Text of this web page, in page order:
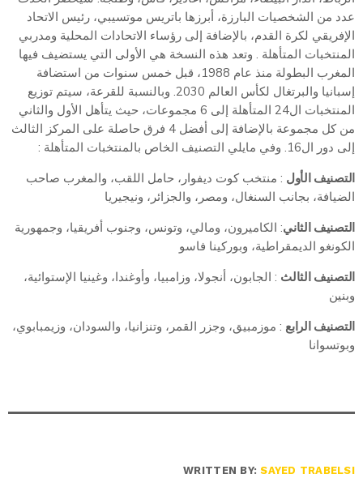
عدد من الشخصيات البارزة، أبرزها باتريس موتسيبي، رئيس الاتحاد
الإفريقي لكرة القدم، بالإضافة إلى رؤساء الاتحادات المحلية ومدربي
المنتخبات المتأهلة . وتعد هذه النسخة هي الأولى التي يستضيف فيها
المغرب البطولة منذ عام 1988، قبل خمس سنوات من استضافة
إسبانيا والبرتغال لكأس العالم 2030. وبالنسبة للقرعة، سيتم توزيع
المنتخبات ال24 المتأهلة إلى 6 مجموعات، حيث يتأهل الأول والثاني
من كل مجموعة بالإضافة إلى أفضل 4 فرق حاصلة على المركز الثالث
إلى دور ال16. وفي مايلي التصنيف الخاص بالمنتخبات المتأهلة :
التصنيف الأول : منتخب كوت ديفوار، حامل اللقب، والمغرب صاحب
الضيافة، بجانب السنغال، ومصر، والجزائر، ونيجيريا
التصنيف الثاني: الكاميرون، ومالي، وتونس، وجنوب أفريقيا، وجمهورية
الكونغو الديمقراطية، وبوركينا فاسو
التصنيف الثالث : الجابون، أنجولا، وزامبيا، وأوغندا، وغينيا الإستوائية،
وبنين
التصنيف الرابع : موزمبيق، وجزر القمر، وتنزانيا، والسودان، وزيمبابوي،
وبوتسوانا
WRITTEN BY:SAYED TRABELSI